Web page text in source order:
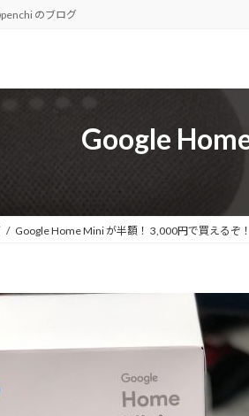
のブログ
Google
Google Home Mini が半額！ 3,000円で買えるぞ！